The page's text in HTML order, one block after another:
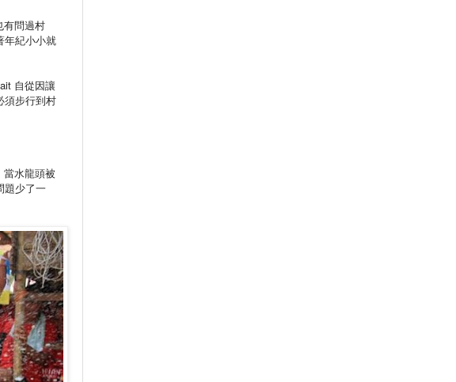
有問過村
年紀小小就
自從因讓
須步行到村
水龍頭被
題少了一